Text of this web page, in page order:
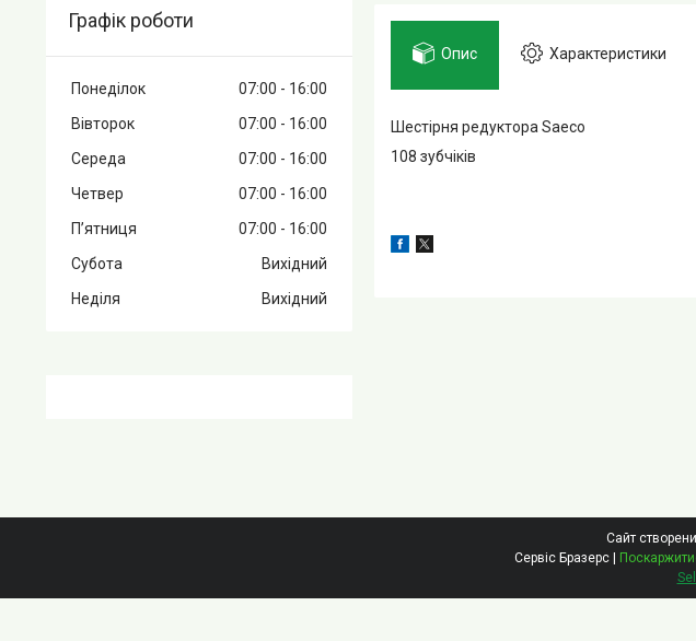
Опис Характеристики
Шестірня редуктора Saeco
108 зубчіків
Графік роботи
Понеділок 07:00
16:00
Вівторок
07:00
16:00
Середа
07:00
16:00
Четвер
07:00
16:00
Пʼятниця
07:00
16:00
Субота
Вихідний
Неділя
Вихідний
Сайт
Сервіс Бразерс |